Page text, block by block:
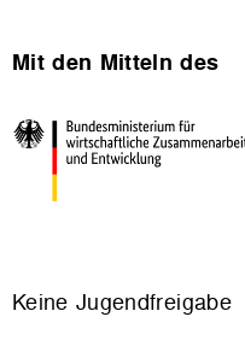
Mit den Mitteln des
Keine Jugendfreigabe